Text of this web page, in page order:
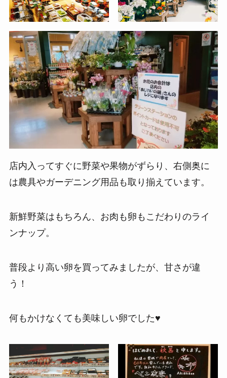
店内入ってすぐに野菜や果物がずらり、右側奥に
は農具やガーデニング用品も取り揃えています。
新鮮野菜はもちろん、お肉も卵もこだわりのライ
ンナップ。
普段より高い卵を買ってみましたが、甘さが違
う！
何もかけなくても美味しい卵でした♥️